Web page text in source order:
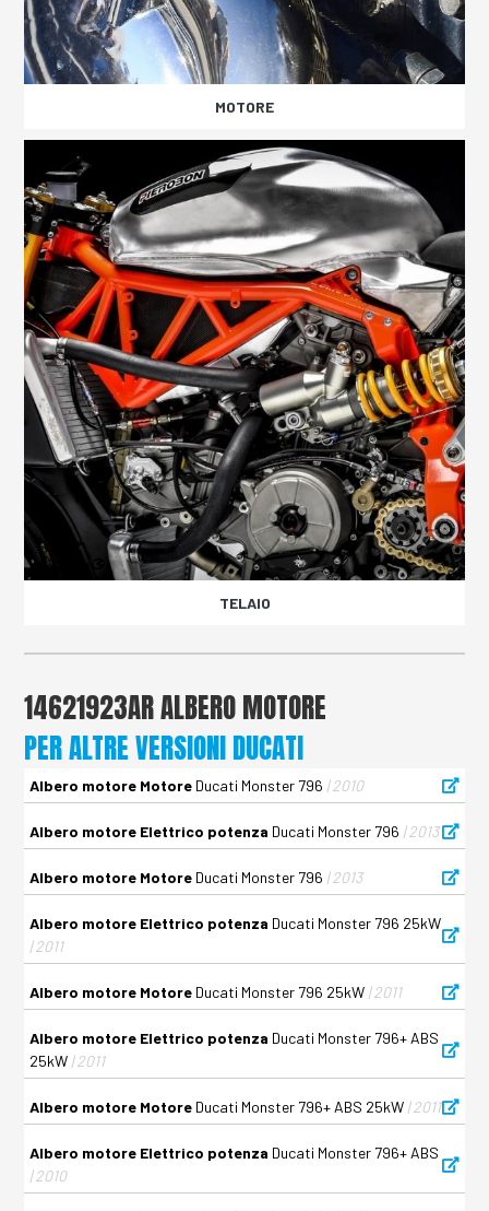
MOTORE
TELAIO
14621923AR ALBERO MOTORE
PER ALTRE VERSIONI DUCATI
Albero motore Motore Ducati Monster 796 | 2010
Albero motore Elettrico potenza Ducati Monster 796 | 2013
Albero motore Motore Ducati Monster 796 | 2013
Albero motore Elettrico potenza Ducati Monster 796 25kW
| 2011
Albero motore Motore Ducati Monster 796 25kW | 2011
Albero motore Elettrico potenza Ducati Monster 796+ ABS
25kW | 2011
Albero motore Motore Ducati Monster 796+ ABS 25kW | 2011
Albero motore Elettrico potenza Ducati Monster 796+ ABS
| 2010